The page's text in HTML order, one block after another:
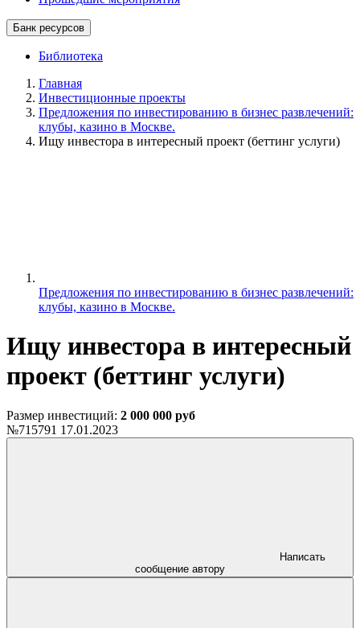
Банк ресурсов
Библиотека
Главная
Инвестиционные проекты
Предложения по инвестированию в бизнес развлечений:
клубы, казино в Москве.
Ищу инвестора в интересный проект (беттинг услуги)
Предложения по инвестированию в бизнес развлечений:
клубы, казино в Москве.
Ищу инвестора в интересный
проект (беттинг услуги)
Размер инвестиций: 2 000 000 руб
№715791 17.01.2023
сообщение автору